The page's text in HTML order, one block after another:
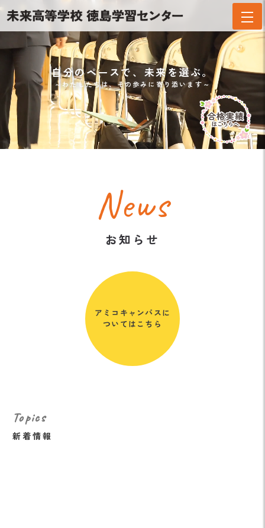
自分のペー スで 、 未来を選ぶ。
～わたしたちは、その歩み に 寄り添います ～
News
お知らせ
アミコキャンパスに
ついてはこちら
Topics
新着情報